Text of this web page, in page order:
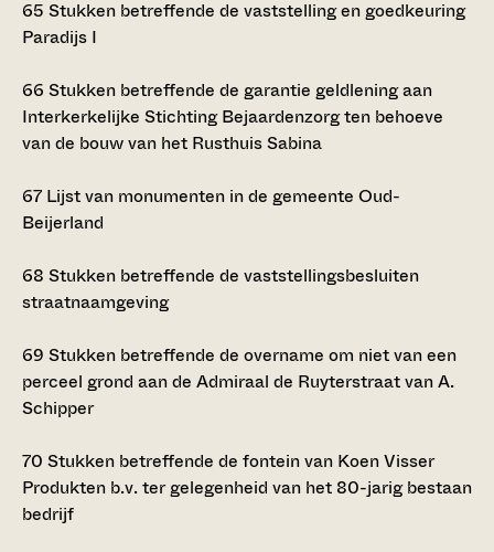
65 Stukken betreffende de vaststelling en goedkeuring
Paradijs I
66 Stukken betreffende de garantie geldlening aan
Interkerkelijke Stichting Bejaardenzorg ten behoeve
van de bouw van het Rusthuis Sabina
67 Lijst van monumenten in de gemeente Oud-
Beijerland
68 Stukken betreffende de vaststellingsbesluiten
straatnaamgeving
69 Stukken betreffende de overname om niet van een
perceel grond aan de Admiraal de Ruyterstraat van A.
Schipper
70 Stukken betreffende de fontein van Koen Visser
Produkten b.v. ter gelegenheid van het 80-jarig bestaan
bedrijf